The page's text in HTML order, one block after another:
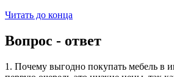
Читать до конца
Вопрос - ответ
1. Почему выгодно покупать мебель в